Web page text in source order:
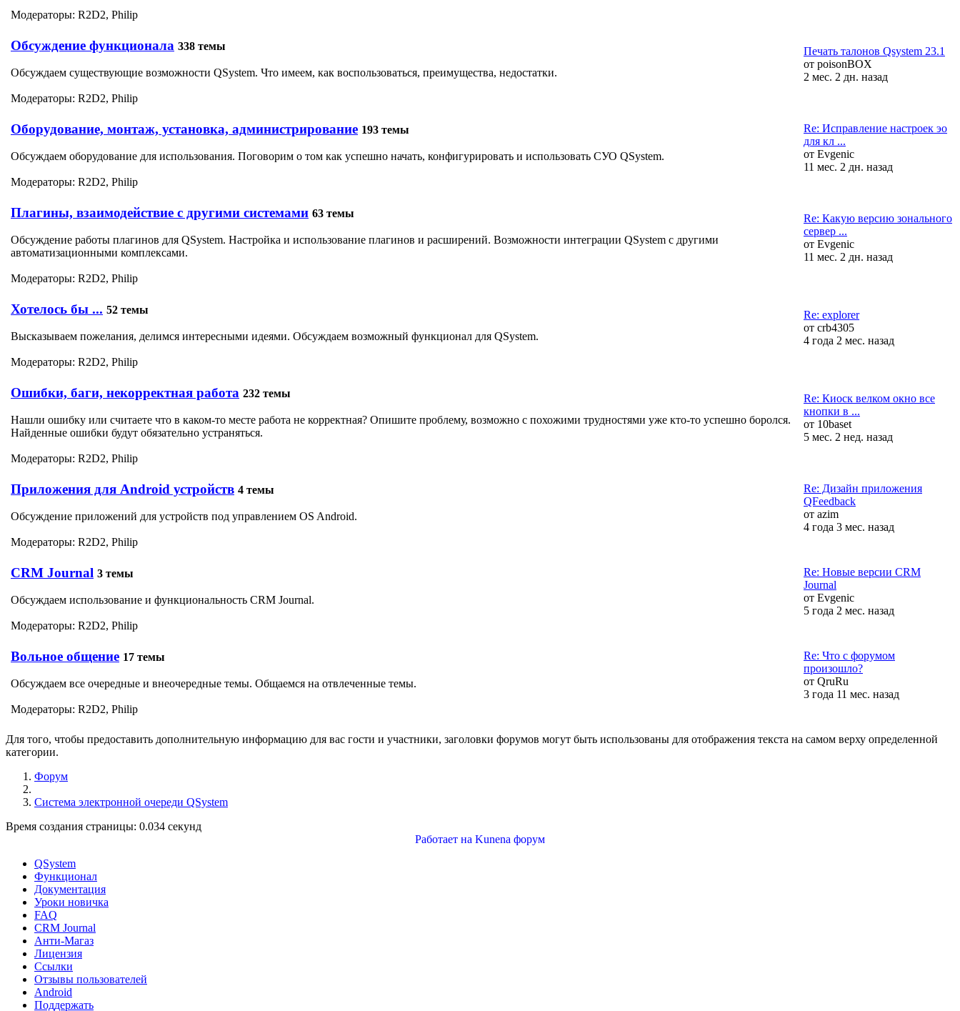
Модераторы: R2D2, Philip
Обсуждение функционала 338 темы
Обсуждаем существующие возможности QSystem. Что имеем, как воспользоваться, преимущества, недостатки.
Модераторы: R2D2, Philip
Печать талонов Qsystem 23.1
от poisonBOX
2 мес. 2 дн. назад
Оборудование, монтаж, установка, администрирование 193 темы
Обсуждаем оборудование для использования. Поговорим о том как успешно начать, конфигурировать и использовать СУО QSystem.
Модераторы: R2D2, Philip
Re: Исправление настроек эо
для кл ...
от Evgenic
11 мес. 2 дн. назад
Плагины, взаимодействие с другими системами 63 темы
Обсуждение работы плагинов для QSystem. Настройка и использование плагинов и расширений. Возможности интеграции QSystem с другими
автоматизационными комплексами.
Модераторы: R2D2, Philip
Re: Какую версию зонального
сервер ...
от Evgenic
11 мес. 2 дн. назад
Хотелось бы ... 52 темы
Высказываем пожелания, делимся интересными идеями. Обсуждаем возможный функционал для QSystem.
Модераторы: R2D2, Philip
Re: explorer
от crb4305
4 года 2 мес. назад
Ошибки, баги, некорректная работа 232 темы
Нашли ошибку или считаете что в каком-то месте работа не корректная? Опишите проблему, возможно с похожими трудностями уже кто-то успешно боролся.
Найденные ошибки будут обязательно устраняться.
Модераторы: R2D2, Philip
Re: Киоск велком окно все
кнопки в ...
от 10baset
5 мес. 2 нед. назад
Приложения для Android устройств 4 темы
Обсуждение приложений для устройств под управлением OS Android.
Модераторы: R2D2, Philip
Re: Дизайн приложения
QFeedback
от azim
4 года 3 мес. назад
CRM Journal 3 темы
Обсуждаем использование и функциональность CRM Journal.
Модераторы: R2D2, Philip
Re: Новые версии CRM
Journal
от Evgenic
5 года 2 мес. назад
Вольное общение 17 темы
Обсуждаем все очередные и внеочередные темы. Общаемся на отвлеченные темы.
Модераторы: R2D2, Philip
Re: Что с форумом
произошло?
от QruRu
3 года 11 мес. назад
Для того, чтобы предоставить дополнительную информацию для вас гости и участники, заголовки форумов могут быть использованы для отображения текста на самом верху определенной
категории.
Форум
Система электронной очереди QSystem
Время создания страницы: 0.034 секунд
Работает на Kunena форум
QSystem
Функционал
Документация
Уроки новичка
FAQ
CRM Journal
Анти-Магаз
Лицензия
Ссылки
Отзывы пользователей
Android
Поддержать